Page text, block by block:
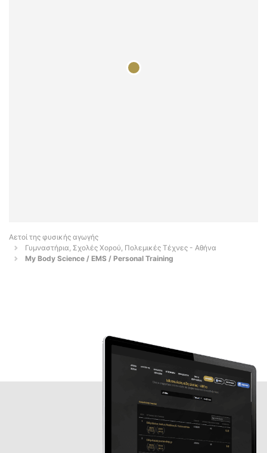
Αετοί της φυσικής αγωγής
Γυμναστήρια, Σχολές Χορού, Πολεμικές Τέχνες - Αθήνα
My Body Science / EMS / Personal Training